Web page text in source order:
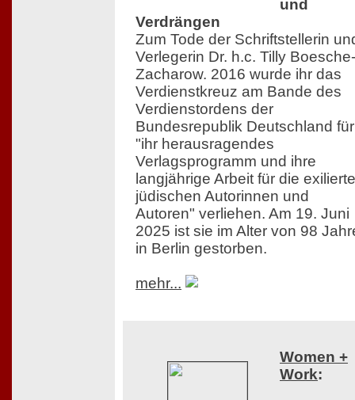
und
Verdrängen
Zum Tode der Schriftstellerin
Verlegerin Dr. h.c. Tilly Boesche-
Zacharow. 2016 wurde ihr das
Verdienstkreuz am Bande des
Verdienstordens der
Bundesrepublik Deutschland für
"ihr herausragendes
Verlagsprogramm und ihre
langjährige Arbeit für die
jüdischen Autorinnen und
Autoren" verliehen. Am 19. Juni
2025 ist sie im Alter von 98
in Berlin gestorben.
mehr...
Women +
Work: